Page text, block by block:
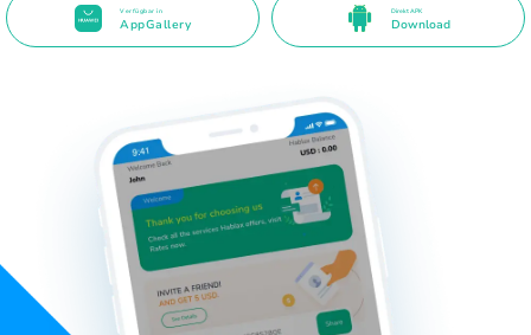
Verfügbar in
AppGallery
Direkt APK
Download